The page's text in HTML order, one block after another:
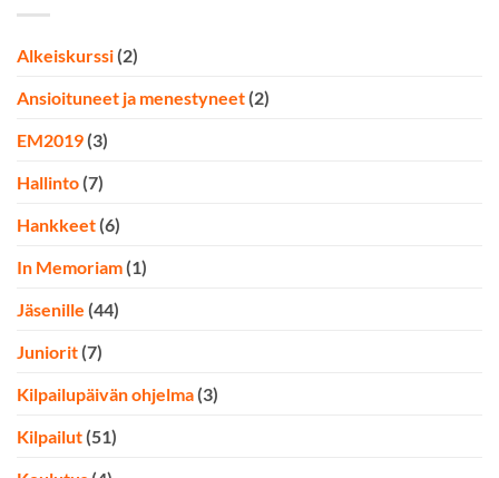
Alkeiskurssi (2)
Ansioituneet ja menestyneet (2)
EM2019 (3)
Hallinto (7)
Hankkeet (6)
In Memoriam (1)
Jäsenille (44)
Juniorit (7)
Kilpailupäivän ohjelma (3)
Kilpailut (51)